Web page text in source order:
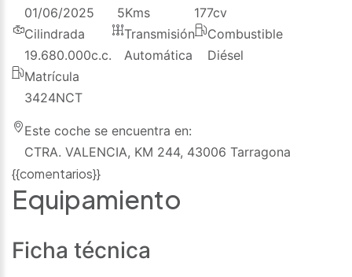
01/06/2025
5Kms
177cv
Cilindrada
19.680.000c.c.
Transmisión
Automática
Combustible
Diésel
Matrícula
3424NCT
Este coche se encuentra en:
CTRA. VALENCIA, KM 244, 43006 Tarragona
{{comentarios}}
Equipamiento
Ficha técnica